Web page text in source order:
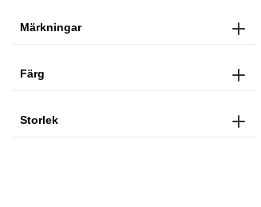
Märkningar
Färg
Storlek